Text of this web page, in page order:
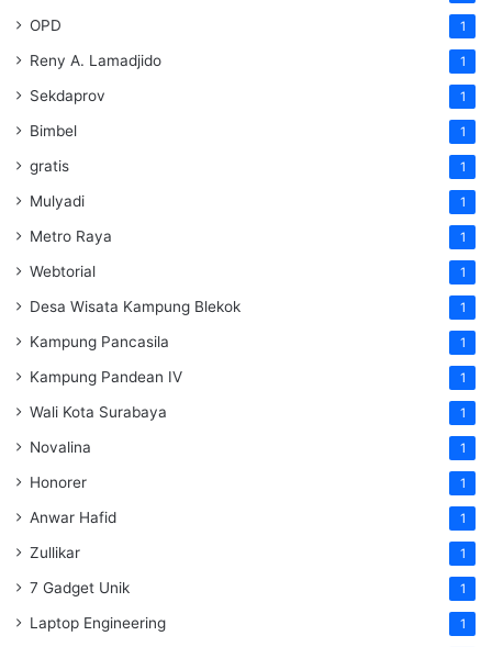
OPD 1
Reny A. Lamadjido 1
Sekdaprov 1
Bimbel 1
gratis 1
Mulyadi 1
Metro Raya 1
Webtorial 1
Desa Wisata Kampung Blekok 1
Kampung Pancasila 1
Kampung Pandean IV 1
Wali Kota Surabaya 1
Novalina 1
Honorer 1
Anwar Hafid 1
Zullikar 1
7 Gadget Unik 1
Laptop Engineering 1